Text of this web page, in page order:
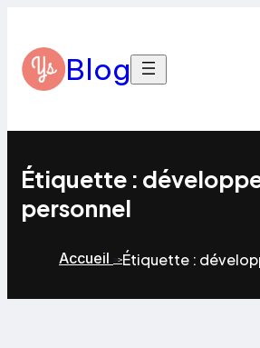
contenu
Blog
Étiquette :
personnel
Accueil >>Étiquette :